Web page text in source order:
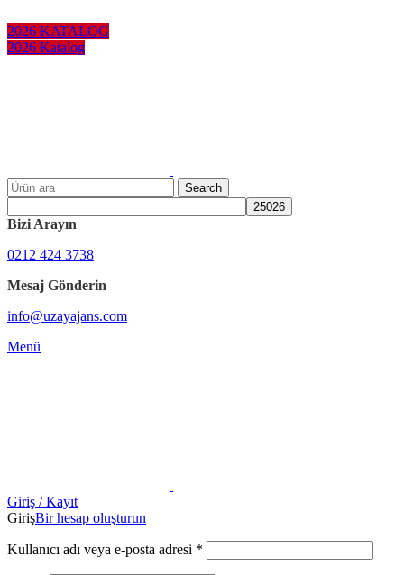
2026 KATALOG
2026 Katalog
Search
Bizi Arayın
0212 424 3738
Mesaj Gönderin
info@uzayajans.com
Menü
Giriş / Kayıt
GirişBir hesap oluşturun
Kullanıcı adı veya e-posta adresi *